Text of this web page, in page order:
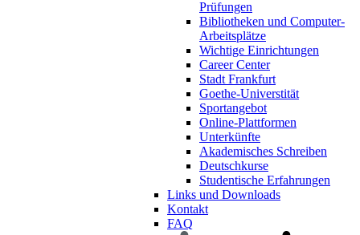
Prüfungen
Bibliotheken und Computer-
Arbeitsplätze
Wichtige Einrichtungen
Career Center
Stadt Frankfurt
Goethe-Universtität
Sportangebot
Online-Plattformen
Unterkünfte
Akademisches Schreiben
Deutschkurse
Studentische Erfahrungen
Links und Downloads
Kontakt
FAQ